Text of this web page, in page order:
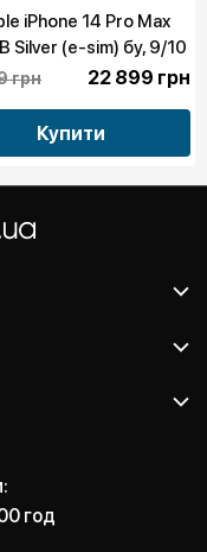
iPhone 14 Pro Max
Silver (e-sim) бу, 9/10
грн 22 899 грн
Купити
год